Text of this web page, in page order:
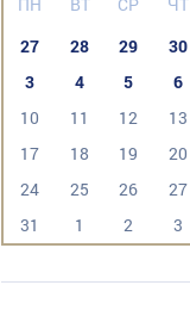
27
28 29 30
3
4 5 6
10
11 12 13
17
18 19 20
24
25 26 27
31
1 2 3